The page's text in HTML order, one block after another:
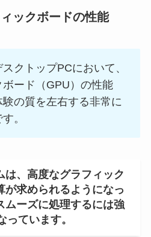
ックボードの性能
クトップPCにおいて、
ボード（GPU）の性能
の質を左右する非常に
。
は、高度なグラフィック
が求められるようになっ
ムーズに処理するには強
っています。